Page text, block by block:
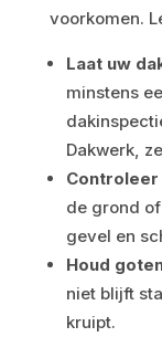
voorkomen.
Laat uw
minstens
Dakwerk,
de grond
gevel en
Houd
niet blijft
kruipt.